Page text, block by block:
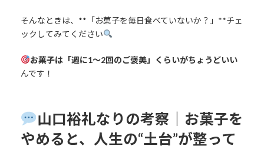
そんなときは、**「お菓子を毎日食べていないか？」**チェ
ックしてみてください
お菓子は「週に1〜2回のご褒美」くらいがちょうどいい
んです！
山口裕礼なりの考察｜お菓子を
やめると、人生の“土台”が整って